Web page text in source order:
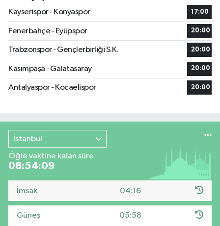
Kayserispor - Konyaspor
17:00
Fenerbahçe - Eyüpspor 20:00
Trabzonspor - Gençlerbirliği S.K. 20:00
Kasımpaşa - Galatasaray 20:00
Antalyaspor - Kocaelispor 20:00
İstanbul
Öğle vaktine kalan süre
08:54:09
İmsak 04:16
Güneş 05:58